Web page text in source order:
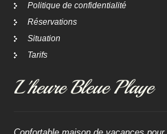
Politique de confidentialité
Réservations
Situation
Tarifs
L'heure Bleue Playe